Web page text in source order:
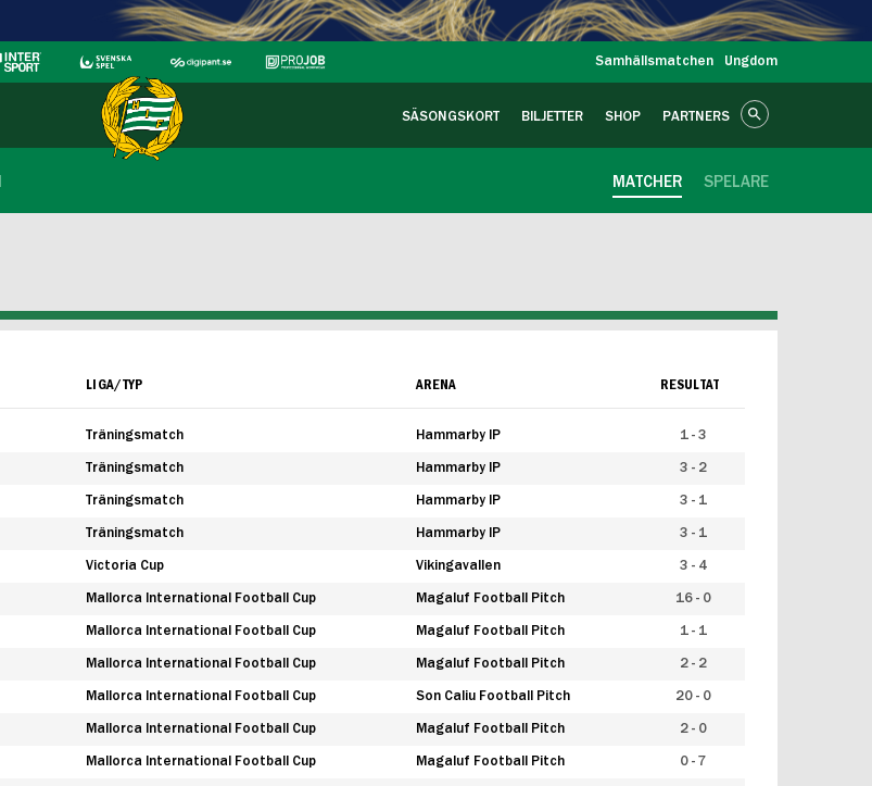
Samhällsmatchen Ungdom
SÄSONGSKORT BILJETTER SHOP PARTNERS
SPELARE
MATCHER
LIGA/TYP ARENA RESULTAT
Träningsmatch Hammarby IP 1 - 3
Träningsmatch Hammarby IP 3 - 2
Träningsmatch Hammarby IP 3 - 1
Träningsmatch Hammarby IP 3 - 1
Victoria Cup Vikingavallen 3 - 4
Mallorca International Football Cup Magaluf Football Pitch 16 - 0
Mallorca International Football Cup Magaluf Football Pitch 1 - 1
Mallorca International Football Cup Magaluf Football Pitch 2 - 2
Mallorca International Football Cup Son Caliu Football Pitch 20 - 0
Mallorca International Football Cup Magaluf Football Pitch 2 - 0
Mallorca International Football Cup Magaluf Football Pitch 0 - 7